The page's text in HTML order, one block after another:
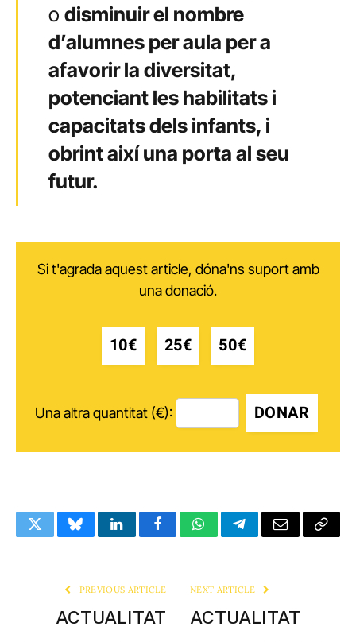
o disminuir el nombre
d’alumnes per aula per a
afavorir la diversitat,
potenciant les habilitats i
capacitats dels infants, i
obrint així una porta al seu
futur.
Si t'agrada aquest article, dóna'ns suport amb
una donació.
10€ 25€ 50€
Una altra quantitat (€): DONAR
TwitterBlueskyLinkedInFacebookWhatsAppTelegramEmail Copy
PREVIOUS ARTICLE
ACTUALITAT
NEXT ARTICLE
ACTUALITAT